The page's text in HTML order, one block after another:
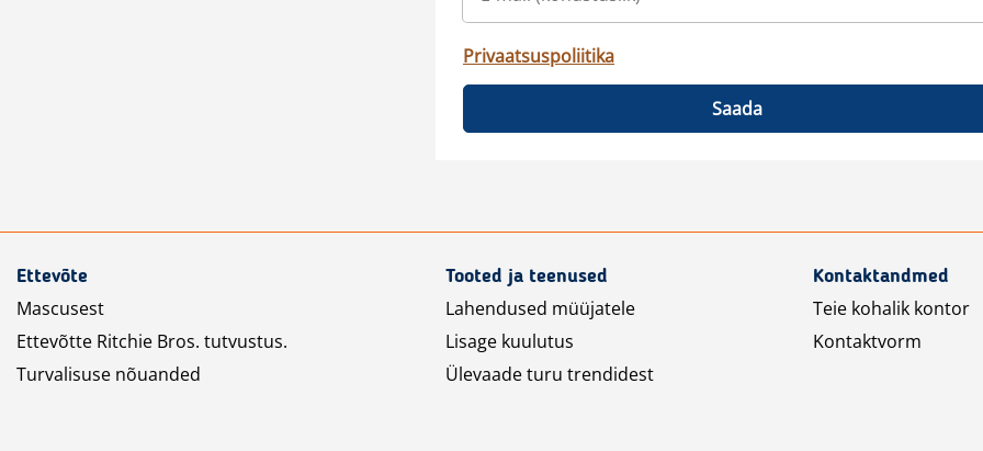
Privaatsuspoliitika
Saada
Ettevõte
Mascusest
Ettevõtte Ritchie Bros. tutvustus.
Turvalisuse nõuanded
Tooted ja teenused
Lahendused müüjatele
Lisage kuulutus
Ülevaade turu trendidest
Kontaktandmed
Teie kohalik kontor
Kontaktvorm